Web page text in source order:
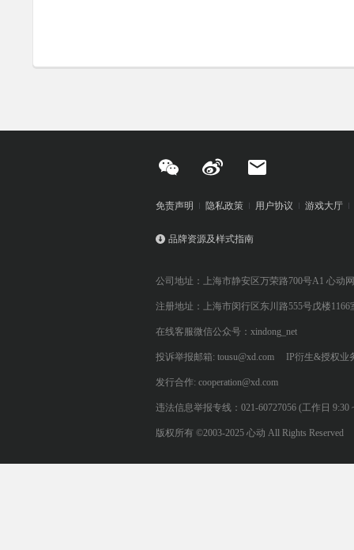
免责声明 隐私政策 用户协议 游戏大厅
品牌资源及样式指南
公司地址：上海市静安区万荣路700号A1 心动
注册地址：上海市闵行区东川路555号戊楼1166
在线客服微信公众号：xindong_net
投诉举报邮箱: tousu@xd.com IP衍生&授权业
发行合作: cooperation@xd.com
违法信息举报专线：021-60727056 (工作日 9:30
版权所有 ©2003-2025 心动 All Rights Reserved